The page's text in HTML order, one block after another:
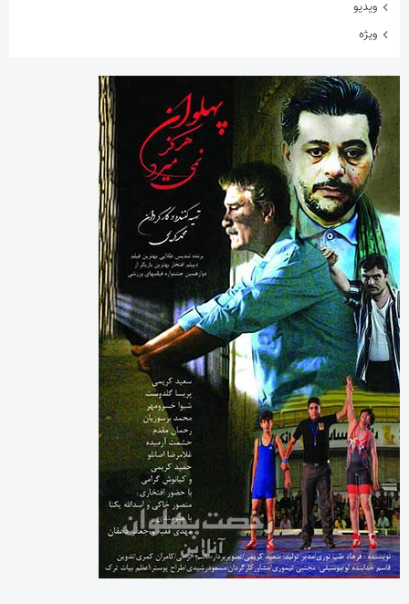
ویدیو
ویژه